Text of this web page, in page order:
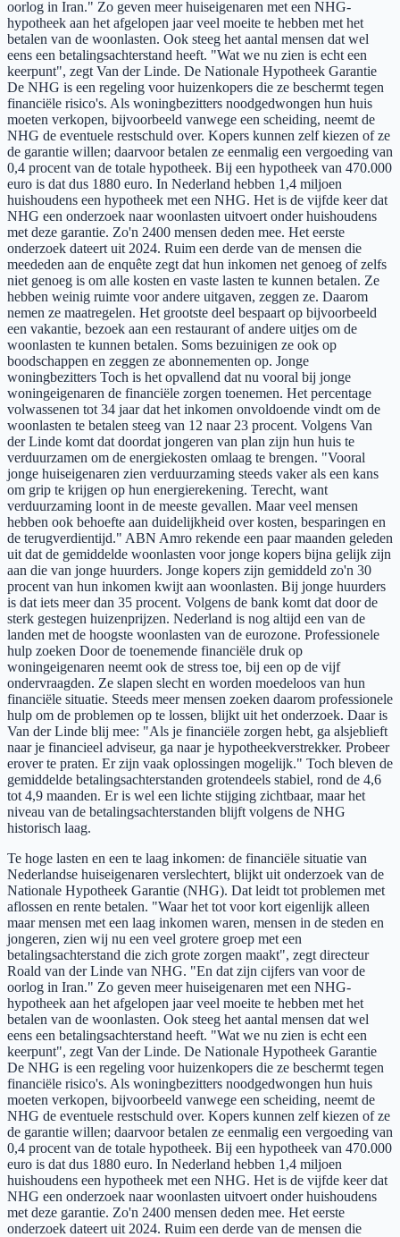
oorlog in Iran." Zo geven meer huiseigenaren met een NHG-
hypotheek aan het afgelopen jaar veel moeite te hebben met het
betalen van de woonlasten. Ook steeg het aantal mensen dat wel
eens een betalingsachterstand heeft. "Wat we nu zien is echt een
keerpunt", zegt Van der Linde. De Nationale Hypotheek Garantie
De NHG is een regeling voor huizenkopers die ze beschermt tegen
financiële risico's. Als woningbezitters noodgedwongen hun huis
moeten verkopen, bijvoorbeeld vanwege een scheiding, neemt de
NHG de eventuele restschuld over. Kopers kunnen zelf kiezen of ze
de garantie willen; daarvoor betalen ze eenmalig een vergoeding van
0,4 procent van de totale hypotheek. Bij een hypotheek van 470.000
euro is dat dus 1880 euro. In Nederland hebben 1,4 miljoen
huishoudens een hypotheek met een NHG. Het is de vijfde keer dat
NHG een onderzoek naar woonlasten uitvoert onder huishoudens
met deze garantie. Zo'n 2400 mensen deden mee. Het eerste
onderzoek dateert uit 2024. Ruim een derde van de mensen die
meededen aan de enquête zegt dat hun inkomen net genoeg of zelfs
niet genoeg is om alle kosten en vaste lasten te kunnen betalen. Ze
hebben weinig ruimte voor andere uitgaven, zeggen ze. Daarom
nemen ze maatregelen. Het grootste deel bespaart op bijvoorbeeld
een vakantie, bezoek aan een restaurant of andere uitjes om de
woonlasten te kunnen betalen. Soms bezuinigen ze ook op
boodschappen en zeggen ze abonnementen op. Jonge
woningbezitters Toch is het opvallend dat nu vooral bij jonge
woningeigenaren de financiële zorgen toenemen. Het percentage
volwassenen tot 34 jaar dat het inkomen onvoldoende vindt om de
woonlasten te betalen steeg van 12 naar 23 procent. Volgens Van
der Linde komt dat doordat jongeren van plan zijn hun huis te
verduurzamen om de energiekosten omlaag te brengen. "Vooral
jonge huiseigenaren zien verduurzaming steeds vaker als een kans
om grip te krijgen op hun energierekening. Terecht, want
verduurzaming loont in de meeste gevallen. Maar veel mensen
hebben ook behoefte aan duidelijkheid over kosten, besparingen en
de terugverdientijd." ABN Amro rekende een paar maanden geleden
uit dat de gemiddelde woonlasten voor jonge kopers bijna gelijk zijn
aan die van jonge huurders. Jonge kopers zijn gemiddeld zo'n 30
procent van hun inkomen kwijt aan woonlasten. Bij jonge huurders
is dat iets meer dan 35 procent. Volgens de bank komt dat door de
sterk gestegen huizenprijzen. Nederland is nog altijd een van de
landen met de hoogste woonlasten van de eurozone. Professionele
hulp zoeken Door de toenemende financiële druk op
woningeigenaren neemt ook de stress toe, bij een op de vijf
ondervraagden. Ze slapen slecht en worden moedeloos van hun
financiële situatie. Steeds meer mensen zoeken daarom professionele
hulp om de problemen op te lossen, blijkt uit het onderzoek. Daar is
Van der Linde blij mee: "Als je financiële zorgen hebt, ga alsjeblieft
naar je financieel adviseur, ga naar je hypotheekverstrekker. Probeer
erover te praten. Er zijn vaak oplossingen mogelijk." Toch bleven de
gemiddelde betalingsachterstanden grotendeels stabiel, rond de 4,6
tot 4,9 maanden. Er is wel een lichte stijging zichtbaar, maar het
niveau van de betalingsachterstanden blijft volgens de NHG
historisch laag.
Te hoge lasten en een te laag inkomen: de financiële situatie van
Nederlandse huiseigenaren verslechtert, blijkt uit onderzoek van de
Nationale Hypotheek Garantie (NHG). Dat leidt tot problemen met
aflossen en rente betalen. "Waar het tot voor kort eigenlijk alleen
maar mensen met een laag inkomen waren, mensen in de steden en
jongeren, zien wij nu een veel grotere groep met een
betalingsachterstand die zich grote zorgen maakt", zegt directeur
Roald van der Linde van NHG. "En dat zijn cijfers van voor de
oorlog in Iran." Zo geven meer huiseigenaren met een NHG-
hypotheek aan het afgelopen jaar veel moeite te hebben met het
betalen van de woonlasten. Ook steeg het aantal mensen dat wel
eens een betalingsachterstand heeft. "Wat we nu zien is echt een
keerpunt", zegt Van der Linde. De Nationale Hypotheek Garantie
De NHG is een regeling voor huizenkopers die ze beschermt tegen
financiële risico's. Als woningbezitters noodgedwongen hun huis
moeten verkopen, bijvoorbeeld vanwege een scheiding, neemt de
NHG de eventuele restschuld over. Kopers kunnen zelf kiezen of ze
de garantie willen; daarvoor betalen ze eenmalig een vergoeding van
0,4 procent van de totale hypotheek. Bij een hypotheek van 470.000
euro is dat dus 1880 euro. In Nederland hebben 1,4 miljoen
huishoudens een hypotheek met een NHG. Het is de vijfde keer dat
NHG een onderzoek naar woonlasten uitvoert onder huishoudens
met deze garantie. Zo'n 2400 mensen deden mee. Het eerste
onderzoek dateert uit 2024. Ruim een derde van de mensen die